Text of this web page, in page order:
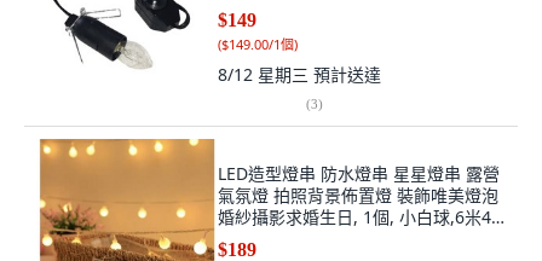
$149
($149.00/1個)
8/12 星期三 預計送達
(3)
LED造型燈串 防水燈串 星星燈串 露營
氣氛燈 拍照背景佈置燈 裝飾唯美燈泡
婚紗攝影求婚生日, 1個, 小白球,6米40
燈USB款暖白帶閃爍, 白色
$189